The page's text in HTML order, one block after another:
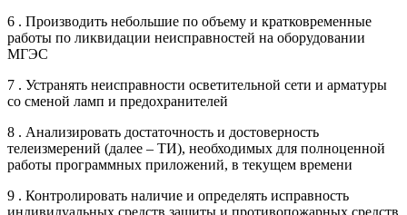
6 . Производить небольшие по объему и кратковременные
работы по ликвидации неисправностей на оборудовании
МГЭС
7 . Устранять неисправности осветительной сети и арматуры
со сменой ламп и предохранителей
8 . Анализировать достаточность и достоверность
телеизмерений (далее – ТИ), необходимых для полноценной
работы программных приложений, в текущем времени
9 . Контролировать наличие и определять исправность
индивидуальных средств защиты и противопожарных средств